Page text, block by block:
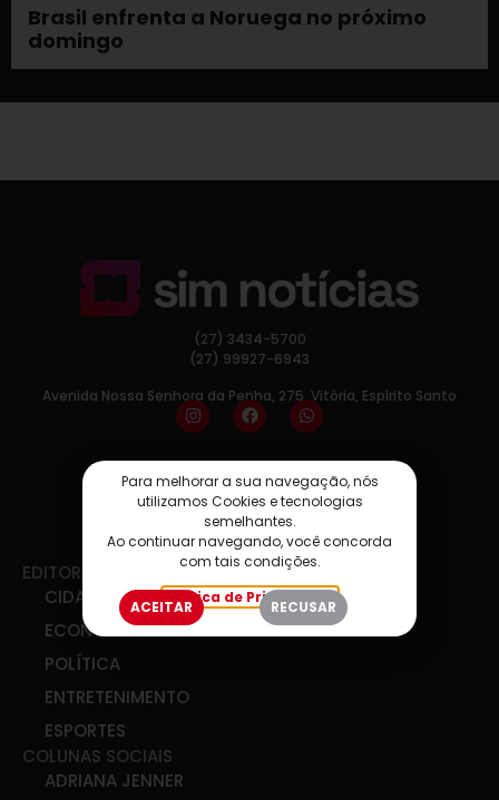
Brasil enfrenta a Noruega no próximo
domingo
(27) 3434-5700
(27) 99927-6943
Avenida Nossa Senhora da Penha, 275, Vitória, Espírito Santo
EDITORIAS
CIDADES
ECONOMIA
POLÍTICA
ENTRETENIMENTO
ESPORTES
COLUNAS SOCIAIS
ADRIANA JENNER
Para melhorar a sua navegação, nós
utilizamos Cookies e tecnologias
semelhantes.
Ao continuar navegando, você concorda
com tais condições.
Política de Privacidade
ACEITAR RECUSAR